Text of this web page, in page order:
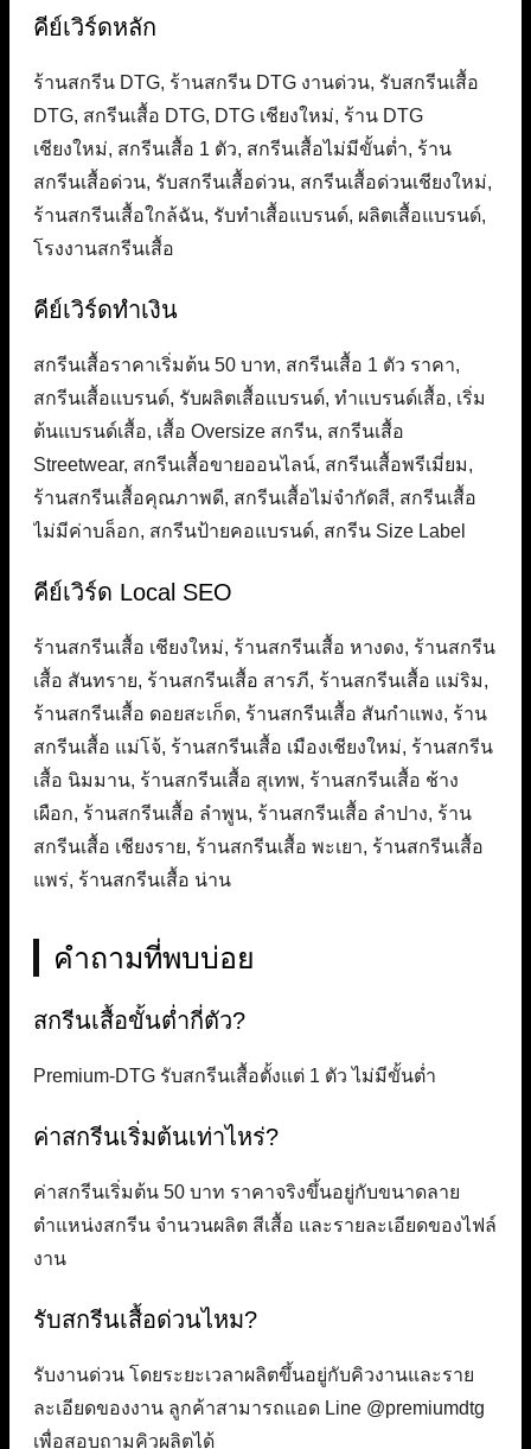
คีย์เวิร์ดหลัก
ร้านสกรีน DTG, ร้านสกรีน DTG งานด่วน, รับสกรีนเสื้อ
DTG, สกรีนเสื้อ DTG, DTG เชียงใหม่, ร้าน DTG
เชียงใหม่, สกรีนเสื้อ 1 ตัว, สกรีนเสื้อไม่มีขั้นต่ำ, ร้าน
สกรีนเสื้อด่วน, รับสกรีนเสื้อด่วน, สกรีนเสื้อด่วนเชียงใหม่,
ร้านสกรีนเสื้อใกล้ฉัน, รับทำเสื้อแบรนด์, ผลิตเสื้อแบรนด์,
โรงงานสกรีนเสื้อ
คีย์เวิร์ดทำเงิน
สกรีนเสื้อราคาเริ่มต้น 50 บาท, สกรีนเสื้อ 1 ตัว ราคา,
สกรีนเสื้อแบรนด์, รับผลิตเสื้อแบรนด์, ทำแบรนด์เสื้อ, เริ่ม
ต้นแบรนด์เสื้อ, เสื้อ Oversize สกรีน, สกรีนเสื้อ
Streetwear, สกรีนเสื้อขายออนไลน์, สกรีนเสื้อพรีเมี่ยม,
ร้านสกรีนเสื้อคุณภาพดี, สกรีนเสื้อไม่จำกัดสี, สกรีนเสื้อ
ไม่มีค่าบล็อก, สกรีนป้ายคอแบรนด์, สกรีน Size Label
คีย์เวิร์ด Local SEO
ร้านสกรีนเสื้อ เชียงใหม่, ร้านสกรีนเสื้อ หางดง, ร้านสกรีน
เสื้อ สันทราย, ร้านสกรีนเสื้อ สารภี, ร้านสกรีนเสื้อ แม่ริม,
ร้านสกรีนเสื้อ ดอยสะเก็ด, ร้านสกรีนเสื้อ สันกำแพง, ร้าน
สกรีนเสื้อ แม่โจ้, ร้านสกรีนเสื้อ เมืองเชียงใหม่, ร้านสกรีน
เสื้อ นิมมาน, ร้านสกรีนเสื้อ สุเทพ, ร้านสกรีนเสื้อ ช้าง
เผือก, ร้านสกรีนเสื้อ ลำพูน, ร้านสกรีนเสื้อ ลำปาง, ร้าน
สกรีนเสื้อ เชียงราย, ร้านสกรีนเสื้อ พะเยา, ร้านสกรีนเสื้อ
แพร่, ร้านสกรีนเสื้อ น่าน
คำถามที่พบบ่อย
สกรีนเสื้อขั้นต่ำกี่ตัว?
Premium-DTG รับสกรีนเสื้อตั้งแต่ 1 ตัว ไม่มีขั้นต่ำ
ค่าสกรีนเริ่มต้นเท่าไหร่?
ค่าสกรีนเริ่มต้น 50 บาท ราคาจริงขึ้นอยู่กับขนาดลาย
ตำแหน่งสกรีน จำนวนผลิต สีเสื้อ และรายละเอียดของไฟล์
งาน
รับสกรีนเสื้อด่วนไหม?
รับงานด่วน โดยระยะเวลาผลิตขึ้นอยู่กับคิวงานและราย
ละเอียดของงาน ลูกค้าสามารถแอด Line @premiumdtg
เพื่อสอบถามคิวผลิตได้